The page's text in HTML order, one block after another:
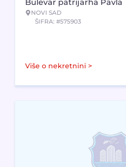
Bulevar patrijarha Pavla
NOVI SAD
ŠIFRA: #575903
Više o nekretnini >